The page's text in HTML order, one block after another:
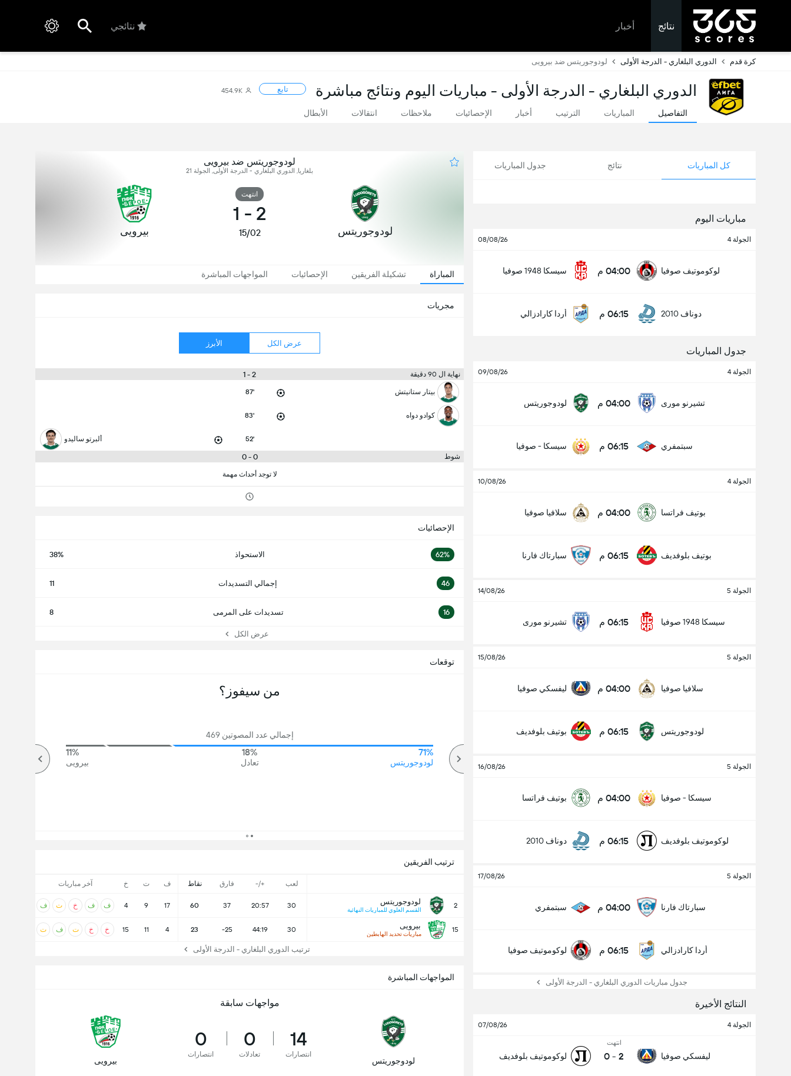
نتائج أخبار نتائجي
كرة قدم الدوري البلغاري - الدرجة الأولى لودوجوريتس ضد بيرويى
الدوري البلغاري - الدرجة الأولى - مباريات اليوم ونتائج مباشرة تابع 454.9K
التفاصيل المباريات الترتيب أخبار الإحصائيات ملاحظات انتقالات الأبطال
كل المباريات نتائج جدول المباريات
مباريات اليوم
الجولة 4 08/08/26
لوكوموتيف صوفيا 04:00 م سيسكا 1948 صوفيا
دوناف 2010 06:15 م أردا كارادزالي
جدول المباريات
الجولة 4 09/08/26
تشيرنو مورى 04:00 م لودوجوريتس
سبتمفري 06:15 م سيسكا - صوفيا
الجولة 4 10/08/26
بوتيف فراتسا 04:00 م سلافيا صوفيا
بوتيف بلوفديف 06:15 م سبارتاك فارنا
الجولة 5 14/08/26
سيسكا 1948 صوفيا 06:15 م تشيرنو مورى
الجولة 5 15/08/26
سلافيا صوفيا 04:00 م ليفسكي صوفيا
لودوجوريتس 06:15 م بوتيف بلوفديف
الجولة 5 16/08/26
سيسكا - صوفيا 04:00 م بوتيف فراتسا
لوكوموتيف بلوفديف 06:15 م دوناف 2010
الجولة 5 17/08/26
سبارتاك فارنا 04:00 م سبتمفري
أردا كارادزالي 06:15 م لوكوموتيف صوفيا
جدول مباريات الدوري البلغاري - الدرجة الأولى
النتائج الأخيرة
الجولة 4 07/08/26
ليفسكي صوفيا
انتهت
2
-
0 لوكوموتيف بلوفديف
لودوجوريتس ضد بيرويى
بلغاريا, الدوري البلغاري - الدرجة الأولى, الجولة 21
لودوجوريتس
انتهت
2
-
1
15/02 بيرويى
المباراة تشكيلة الفريقين الإحصائيات المواجهات المباشرة
مجريات
عرض الكل الأبرز
نهاية ال 90 دقيقة 2 - 1
بيتار ستانيتش 87'
كوادو دواه 83'
52' ألبرتو ساليدو
شوط 0 - 0
لا توجد أحداث مهمة
الإحصائيات
62% الاستحواذ 38%
46 إجمالي التسديدات 11
16 تسديدات على المرمى 8
عرض الكل
ترتيب الفريقين
لعب +/- فارق نقاط ف ت خ آخر مباريات
2 لودوجوريتس
القسم العلوي للمباريات النهائية
30
20:57
37
60
17
9
4 ف ف خ ت ف
15 بيرويى
مباريات تحديد الهابطين
30
44:19
-25
23
4
11
15 خ خ ت ف ت
ترتيب الدوري البلغاري - الدرجة الأولى
توقعات
من سيفوز؟
إجمالي عدد المصوتين 469
71%
لودوجوريتس
18%
تعادل
11%
بيرويى
عدد الاهداف (2.5)
أكثر
المواجهات المباشرة
مواجهات سابقة
لودوجوريتس
14
انتصارات
0
تعادلات
0
انتصارات
بيرويى